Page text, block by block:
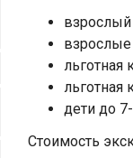
взрослый
взрослые
льготная
льготная
дети до
Стоимость